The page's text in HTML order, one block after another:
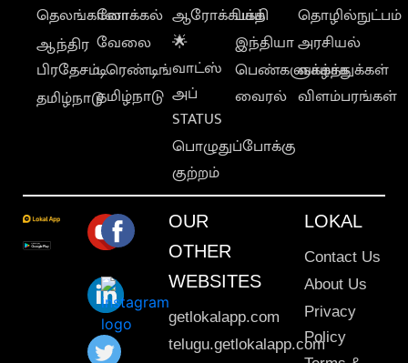
தெலங்கானா
ஆந்திர
பிரதேசம்
தமிழ்நாடு
லோக்கல்
வேலை
டிரெண்டிங்
தமிழ்நாடு
ஆரோக்கியம்
🌟
வாட்ஸ்
அப்
STATUS
பொழுதுப்போக்கு
குற்றம்
பக்தி
இந்தியா
பெண்களுக்காக
வைரல்
தொழில்நுட்பம்
அரசியல்
வாழ்த்துக்கள்
விளம்பரங்கள்
OUR
OTHER
WEBSITES
getlokalapp.com
telugu.getlokalapp.com
LOKAL
Contact Us
About Us
Privacy
Policy